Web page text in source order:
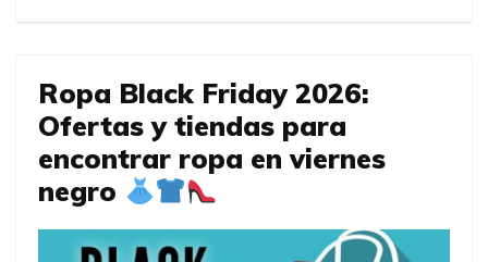
Ropa Black Friday 2026:
Ofertas y tiendas para
encontrar ropa en viernes
negro